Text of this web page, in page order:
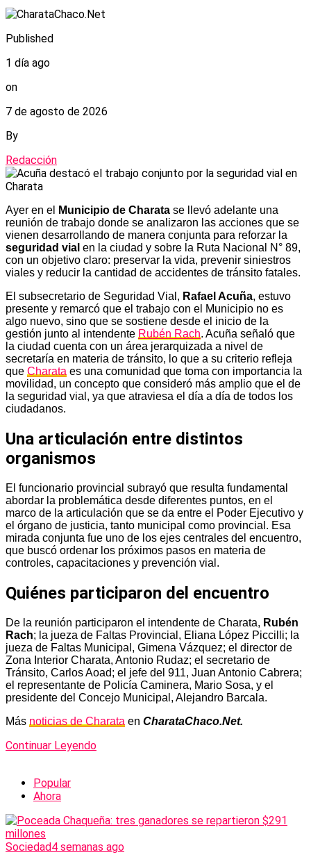
Published
1 día ago
on
7 de agosto de 2026
By
Redacción
Ayer en el Municipio de Charata se llevó adelante una
reunión de trabajo donde se analizaron las acciones que se
vienen desarrollando de manera conjunta para reforzar la
seguridad vial en la ciudad y sobre la Ruta Nacional N° 89,
con un objetivo claro: preservar la vida, prevenir siniestros
viales y reducir la cantidad de accidentes de tránsito fatales.
El subsecretario de Seguridad Vial, Rafael Acuña, estuvo
presente y remarcó que el trabajo con el Municipio no es
algo nuevo, sino que se sostiene desde el inicio de la
gestión junto al intendente Rubén Rach. Acuña señaló que
la ciudad cuenta con un área jerarquizada a nivel de
secretaría en materia de tránsito, lo que a su criterio refleja
que Charata es una comunidad que toma con importancia la
movilidad, un concepto que consideró más amplio que el de
la seguridad vial, ya que atraviesa el día a día de todos los
ciudadanos.
Una articulación entre distintos
organismos
El funcionario provincial subrayó que resulta fundamental
abordar la problemática desde diferentes puntos, en el
marco de la articulación que se da entre el Poder Ejecutivo y
el órgano de justicia, tanto municipal como provincial. Esa
mirada conjunta fue uno de los ejes centrales del encuentro,
que buscó ordenar los próximos pasos en materia de
controles, capacitaciones y prevención vial.
Quiénes participaron del encuentro
De la reunión participaron el intendente de Charata, Rubén
Rach; la jueza de Faltas Provincial, Eliana López Piccilli; la
jueza de Faltas Municipal, Gimena Vázquez; el director de
Zona Interior Charata, Antonio Rudaz; el secretario de
Tránsito, Carlos Aoad; el jefe del 911, Juan Antonio Cabrera;
el representante de Policía Caminera, Mario Sosa, y el
presidente del Concejo Municipal, Alejandro Barcala.
Más noticias de Charata en CharataChaco.Net.
Continuar Leyendo
Popular
Ahora
Sociedad4 semanas ago